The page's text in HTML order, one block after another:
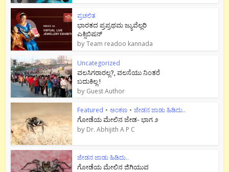
ಪ್ರಚಲಿತ
ಭಾರತದ ಪ್ರಪ್ರಥಮ ಜ್ಯುವೆಲ್ಲರಿ
ಎಕ್ಸಿಬಿಷನ್
byTeam readoo kannada
Uncategorized
ವಲಸಿಗರಾರಲ್ಲ?, ವಲಸೆಯು ನಿಂತರೆ
ಬದುಕಿಲ್ಲ !
by Guest Author
Featured • ಅಂಕಣ • ಜೇಡನ ಜಾಡು ಹಿಡಿದು..
ಗೋಡೆಯ ಮೇಲಿನ ಜೇಡ- ಭಾಗ ೨
by Dr. Abhijith A P C
ಜೇಡನ ಜಾಡು ಹಿಡಿದು..
ಗೋಡೆಯ ಮೇಲಿನ ಜಿಗಿಯುವ